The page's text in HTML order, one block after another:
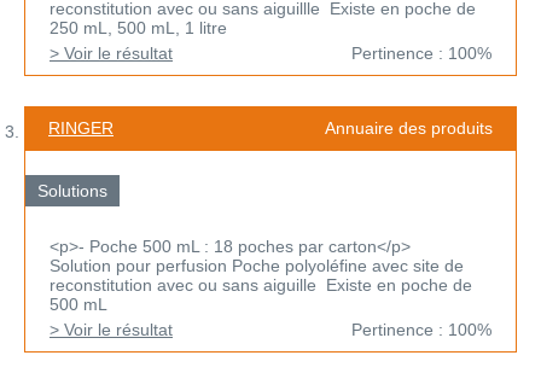
reconstitution avec ou sans aiguillle Existe en poche de
250 mL, 500 mL, 1 litre
> Voir le résultat
Pertinence : 100%
RINGER Annuaire des produits
Solutions
<p>- Poche 500 mL : 18 poches par carton</p>
Solution pour perfusion Poche polyoléfine avec site de
reconstitution avec ou sans aiguille Existe en poche de
500 mL
> Voir le résultat
Pertinence : 100%